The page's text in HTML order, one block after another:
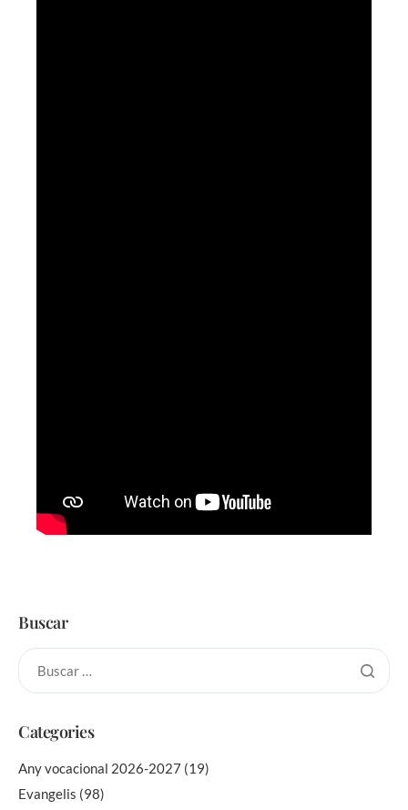
Buscar
Categories
Any vocacional 2026-2027 (19)
Evangelis (98)